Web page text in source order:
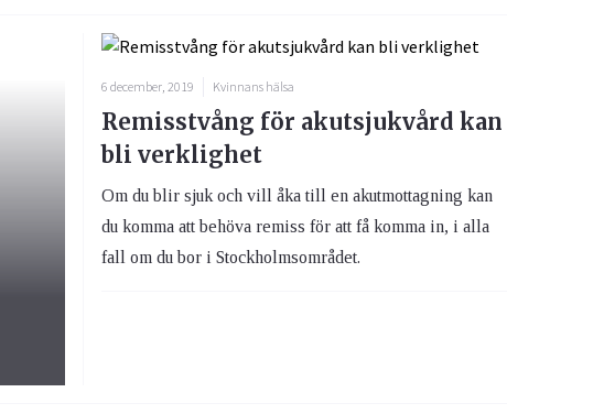
6 december, 2019 Kvinnans hälsa
Remisstvång för akutsjukvård kan
bli verklighet
Om du blir sjuk och vill åka till en akutmottagning kan
du komma att behöva remiss för att få komma in, i alla
fall om du bor i Stockholmsområdet.